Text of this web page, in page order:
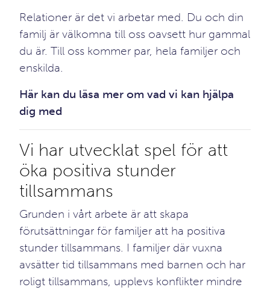
Relationer är det vi arbetar med. Du och din
familj är välkomna till oss oavsett hur gammal
du är. Till oss kommer par, hela familjer och
enskilda.
Här kan du läsa mer om vad vi kan hjälpa
dig med
Vi har utvecklat spel för att
öka positiva stunder
tillsammans
Grunden i vårt arbete är att skapa
förutsättningar för familjer att ha positiva
stunder tillsammans. I familjer där vuxna
avsätter tid tillsammans med barnen och har
roligt tillsammans, upplevs konflikter mindre